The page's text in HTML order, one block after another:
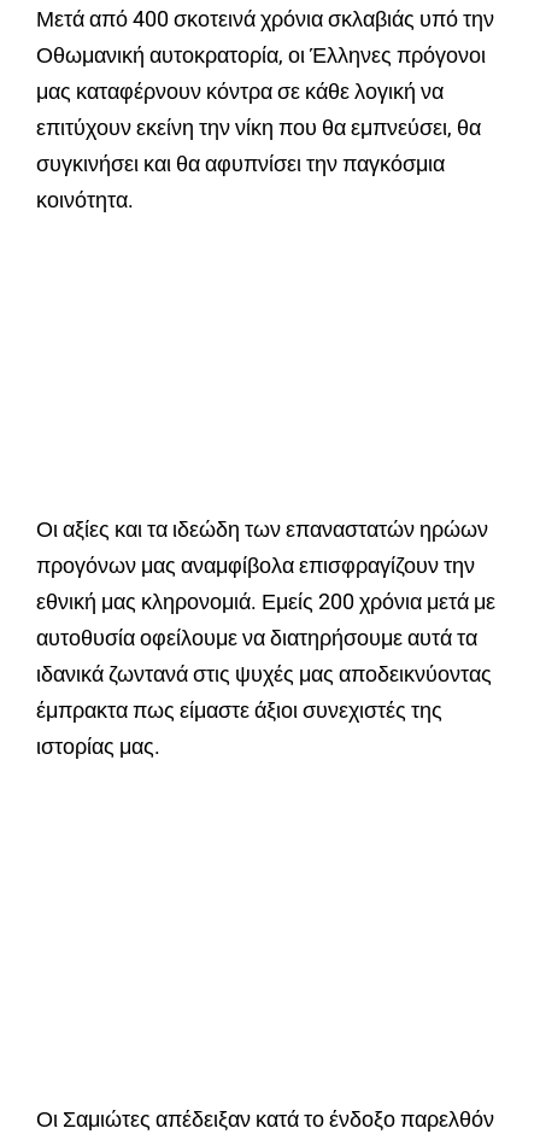
Μετά από 400 σκοτεινά χρόνια σκλαβιάς υπό την
Οθωμανική αυτοκρατορία, οι Έλληνες πρόγονοι
μας καταφέρνουν κόντρα σε κάθε λογική να
επιτύχουν εκείνη την νίκη που θα εμπνεύσει, θα
συγκινήσει και θα αφυπνίσει την παγκόσμια
κοινότητα.
Οι αξίες και τα ιδεώδη των επαναστατών ηρώων
προγόνων μας αναμφίβολα επισφραγίζουν την
εθνική μας κληρονομιά. Εμείς 200 χρόνια μετά με
αυτοθυσία οφείλουμε να διατηρήσουμε αυτά τα
ιδανικά ζωντανά στις ψυχές μας αποδεικνύοντας
έμπρακτα πως είμαστε άξιοι συνεχιστές της
ιστορίας μας.
Οι Σαμιώτες απέδειξαν κατά το ένδοξο παρελθόν